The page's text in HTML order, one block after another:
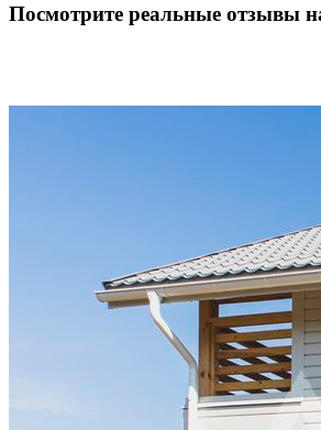
Посмотрите реальные отзывы